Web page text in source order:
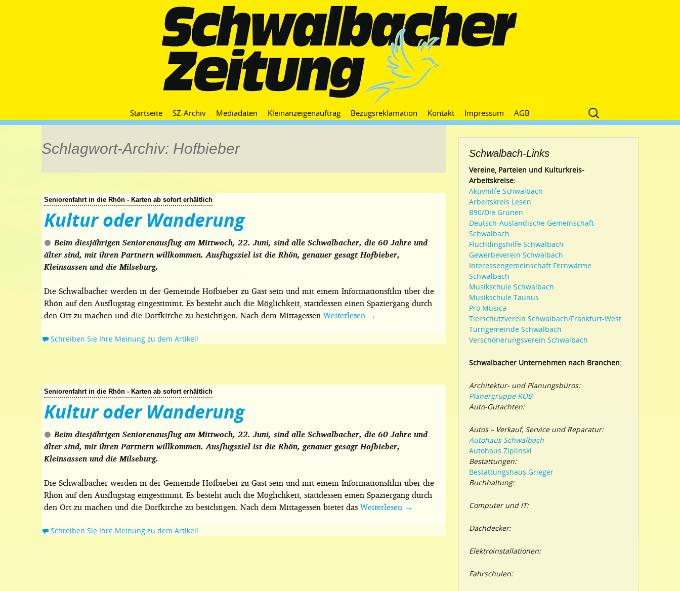
Zum
Inhalt
Startseite SZ-Archiv Mediadaten Kleinanzeigenauftrag Bezugsreklamation Kontakt Impressum AGB
Suche
nach:
Schlagwort-Archiv: Hofbieber
Seniorenfahrt in die Rhön - Karten ab sofort erhältlich
Kultur oder Wanderung
Beim diesjährigen Seniorenausflug am Mittwoch, 22. Juni, sind alle Schwalbacher, die 60 Jahre und
älter sind, mit ihren Partnern willkommen. Ausflugsziel ist die Rhön, genauer gesagt Hofbieber,
Kleinsassen und die Milseburg.
Die Schwalbacher werden in der Gemeinde Hofbieber zu Gast sein und mit einem Informationsfilm über die
Rhön auf den Ausflugstag eingestimmt. Es besteht auch die Möglichkeit, stattdessen einen Spaziergang durch
den Ort zu machen und die Dorfkirche zu besichtigen. Nach dem MittagessenWeiterlesen →
Schreiben Sie Ihre Meinung zu dem Artikel!
Seniorenfahrt in die Rhön - Karten ab sofort erhältlich
Kultur oder Wanderung
Beim diesjährigen Seniorenausflug am Mittwoch, 22. Juni, sind alle Schwalbacher, die 60 Jahre und
älter sind, mit ihren Partnern willkommen. Ausflugsziel ist die Rhön, genauer gesagt Hofbieber,
Kleinsassen und die Milseburg.
Die Schwalbacher werden in der Gemeinde Hofbieber zu Gast sein und mit einem Informationsfilm über die
Rhön auf den Ausflugstag eingestimmt. Es besteht auch die Möglichkeit, stattdessen einen Spaziergang durch
den Ort zu machen und die Dorfkirche zu besichtigen. Nach dem Mittagessen bietet dasWeiterlesen →
Schreiben Sie Ihre Meinung zu dem Artikel!
Schwalbach-Links
Vereine, Parteien und Kulturkreis-
Arbeitskreise:
Aktivhilfe Schwalbach
Arbeitskreis Lesen
B90/Die Grünen
Deutsch-Ausländische Gemeinschaft
Schwalbach
Flüchtlingshilfe Schwalbach
Gewerbeverein Schwalbach
Interessengemeinschaft Fernwärme
Schwalbach
Musikschule Schwalbach
Musikschule Taunus
Pro Musica
Tierschutzverein Schwalbach/Frankfurt-West
Turngemeinde Schwalbach
Verschönerungsverein Schwalbach
Schwalbacher Unternehmen nach Branchen:
Architektur- und Planungsbüros:
Planergruppe ROB
Auto-Gutachten:
Autos – Verkauf, Service und Reparatur:
Autohaus Schwalbach
Autohaus Ziplinski
Bestattungen:
Bestattungshaus Grieger
Buchhaltung:
Computer und IT:
Dachdecker:
Elektroinstallationen:
Fahrschulen: